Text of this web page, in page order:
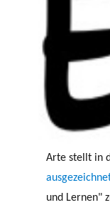
Arte stellt in
und Lernen"